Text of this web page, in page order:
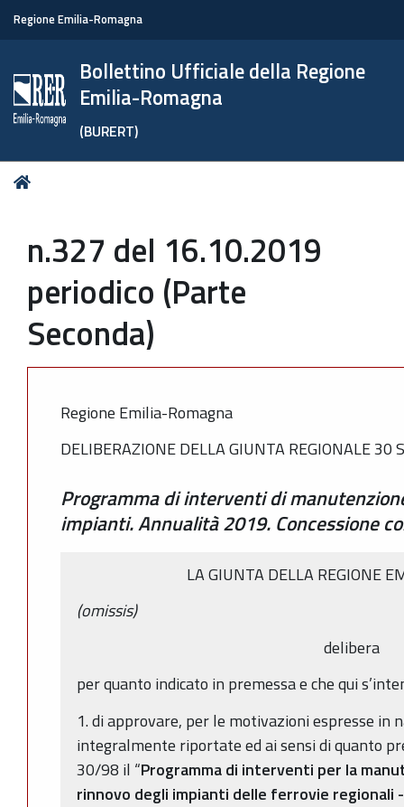
Regione Emilia-Romagna
Bollettino Ufficiale della Regione
Emilia-Romagna
(BURERT)
Tu
n.327 del 16.10.2019
periodico (Parte
Seconda)
Regione Emilia-Romagna
DELIBERAZIONE DELLA GIUNTA REGIONALE
Programma di interventi di
impianti. Annualità 2019. Concessione
LA GIUNTA DELLA REGIONE
(omissis)
delibera
per quanto indicato in premessa e che qui
1. di approvare, per le motivazioni espresse in
integralmente riportate ed ai sensi di quanto
30/98 il “Programma di interventi per la
rinnovo degli impianti delle ferrovie regionali